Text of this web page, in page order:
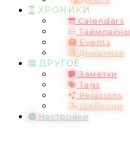
ХРОНИКИ
Calendars
Таймлайны
Events
Дневники
ДРУГОЕ
Заметки
Tags
Relations
Шаблоны
Настройки